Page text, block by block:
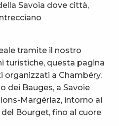
la nuit s’affiche !
Savoia dove città,
tramite il nostro
turistiche, questa pagina
organizzati a Chambéry,
dei Bauges, a Savoie
Margériaz, intorno ai
Bourget, fino al cuore